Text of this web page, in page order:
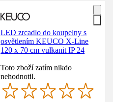
LED zrcadlo do koupelny s
osvětlením KEUCO X-Line
120 x 70 cm vulkanit IP 24
Toto zboží zatím nikdo
nehodnotil.